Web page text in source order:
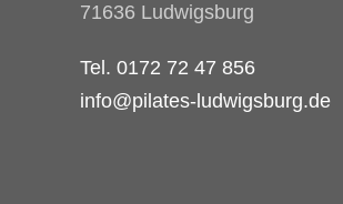
71636 Ludwigsburg
Tel. 0172 72 47 856
info@pilates-ludwigsburg.de